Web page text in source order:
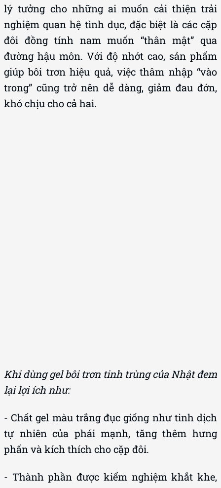
lý tưởng cho những ai muốn cải thiện trải
nghiệm quan hệ tình dục, đặc biệt là các cặp
đôi đồng tính nam muốn “thân mật” qua
đường hậu môn. Với độ nhớt cao, sản phẩm
giúp bôi trơn hiệu quả, việc thâm nhập “vào
trong” cũng trở nên dễ dàng, giảm đau đớn,
khó chịu cho cả hai.
Khi dùng gel bôi trơn tinh trùng của Nhật đem
lại lợi ích như:
- Chất gel màu trắng đục giống như tinh dịch
tự nhiên của phái mạnh, tăng thêm hưng
phấn và kích thích cho cặp đôi.
- Thành phần được kiểm nghiệm khắt khe,